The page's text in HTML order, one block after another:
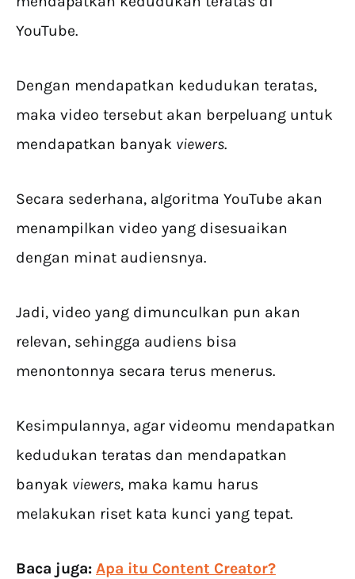
YouTube.
Dengan mendapatkan kedudukan teratas,
maka video tersebut akan berpeluang untuk
mendapatkan banyak viewers.
Secara sederhana, algoritma YouTube akan
menampilkan video yang disesuaikan
dengan minat audiensnya.
Jadi, video yang dimunculkan pun akan
relevan, sehingga audiens bisa
menontonnya secara terus menerus.
Kesimpulannya, agar videomu mendapatkan
kedudukan teratas dan mendapatkan
banyak viewers, maka kamu harus
melakukan riset kata kunci yang tepat.
Baca juga: Apa itu Content Creator?